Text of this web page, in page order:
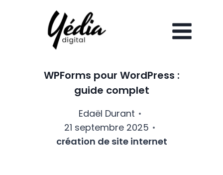
WPForms pour WordPress :
guide complet
Edaël Durant
21 septembre 2025
création de site internet